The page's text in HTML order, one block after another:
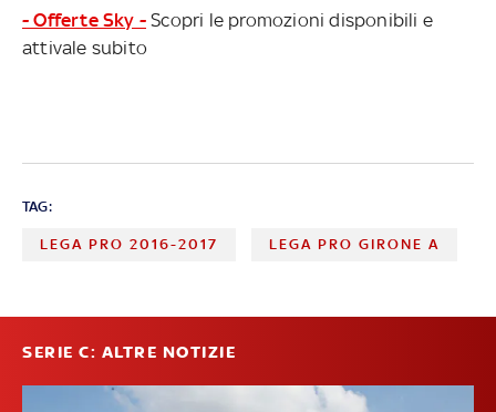
- Offerte Sky - Scopri le promozioni disponibili e
attivale subito
TAG:
LEGA PRO 2016-2017 LEGA PRO GIRONE A
SERIE C: ALTRE NOTIZIE